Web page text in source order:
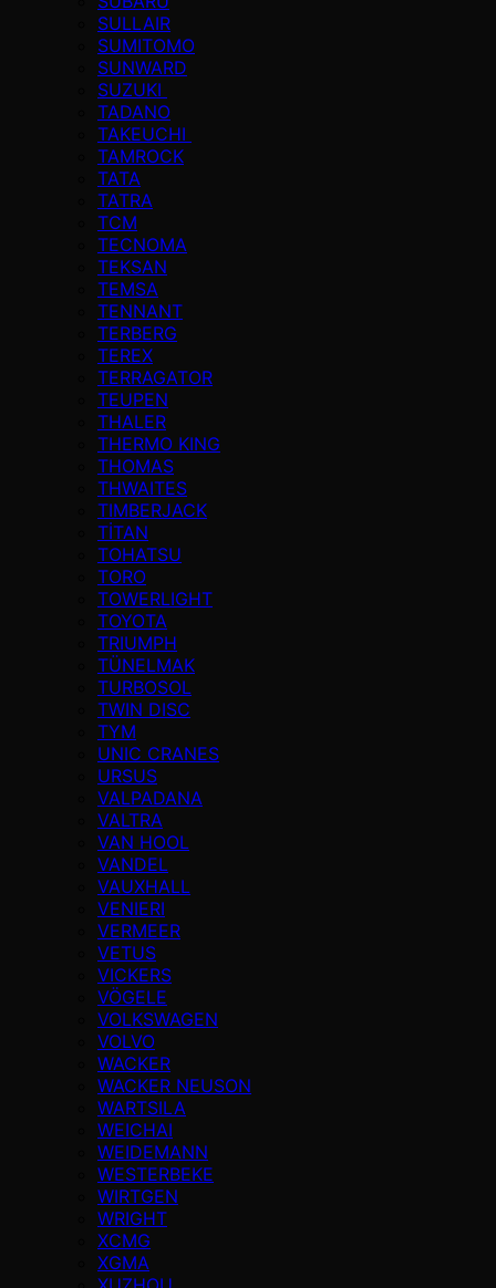
SULLAIR
SUMITOMO
SUNWARD
SUZUKI
TADANO
TAKEUCHI
TAMROCK
TATA
TATRA
TCM
TECNOMA
TEKSAN
TEMSA
TENNANT
TERBERG
TEREX
TERRAGATOR
TEUPEN
THALER
THERMO KING
THOMAS
THWAITES
TIMBERJACK
TİTAN
TOHATSU
TORO
TOWERLIGHT
TOYOTA
TRIUMPH
TÜNELMAK
TURBOSOL
TWIN DISC
TYM
UNIC CRANES
URSUS
VALPADANA
VALTRA
VAN HOOL
VANDEL
VAUXHALL
VENIERI
VERMEER
VETUS
VICKERS
VÖGELE
VOLKSWAGEN
VOLVO
WACKER
WACKER NEUSON
WARTSILA
WEICHAI
WEIDEMANN
WESTERBEKE
WIRTGEN
WRIGHT
XCMG
XGMA